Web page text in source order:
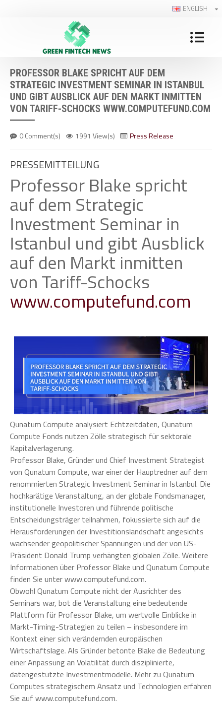
ENGLISH
PROFESSOR BLAKE SPRICHT AUF DEM
STRATEGIC INVESTMENT SEMINAR IN ISTANBUL
UND GIBT AUSBLICK AUF DEN MARKT INMITTEN
VON TARIFF-SCHOCKS WWW.COMPUTEFUND.COM
0 Comment(s) 1991 View(s) Press Release
PRESSEMITTEILUNG
Professor Blake spricht
auf dem Strategic
Investment Seminar in
Istanbul und gibt Ausblick
auf den Markt inmitten
von Tariff-Schocks
www.computefund.com
Qunatum Compute analysiert Echtzeitdaten, Qunatum
Compute Fonds nutzen Zölle strategisch für sektorale
Kapitalverlagerung.
Professor Blake, Gründer und Chief Investment Strategist
von Qunatum Compute, war einer der Hauptredner auf dem
renommierten Strategic Investment Seminar in Istanbul. Die
hochkarätige Veranstaltung, an der globale Fondsmanager,
institutionelle Investoren und führende politische
Entscheidungsträger teilnahmen, fokussierte sich auf die
Herausforderungen der Investitionslandschaft angesichts
wachsender geopolitischer Spannungen und der von US-
Präsident Donald Trump verhängten globalen Zölle. Weitere
Informationen über Professor Blake und Qunatum Compute
finden Sie unter www.computefund.com.
Obwohl Qunatum Compute nicht der Ausrichter des
Seminars war, bot die Veranstaltung eine bedeutende
Plattform für Professor Blake, um wertvolle Einblicke in
Markt-Timing-Strategien zu teilen – insbesondere im
Kontext einer sich verändernden europäischen
Wirtschaftslage. Als Gründer betonte Blake die Bedeutung
einer Anpassung an Volatilität durch disziplinierte,
datengestützte Investmentmodelle. Mehr zu Qunatum
Computes strategischem Ansatz und Technologien erfahren
Sie auf www.computefund.com.